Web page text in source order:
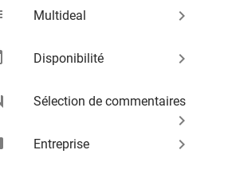
Multideal keyboard_arrow_right
Disponibilité keyboard_arrow_right
Sélection de commentaires
keyboard_arrow_right
Entreprise keyboard_arrow_right